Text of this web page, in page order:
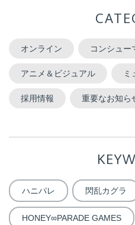
オンライン コンシュー
アニメ＆ビジュアル ミ
採用情報 重要なお知ら
ハニパレ 閃乱カグラ
HONEY∞PARADE GAMES